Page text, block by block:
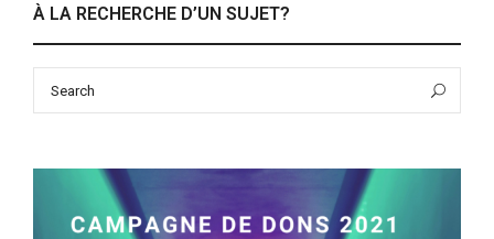
À LA RECHERCHE D’UN SUJET?